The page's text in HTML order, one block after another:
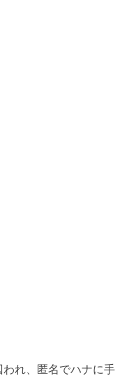
われ、匿名でハナに手